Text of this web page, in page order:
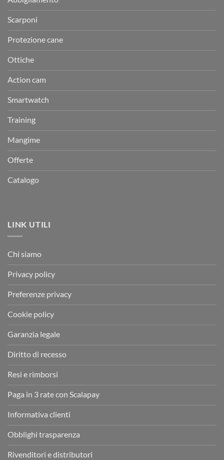
Scarponi
Protezione cane
Ottiche
Action cam
Smartwatch
Training
Mangime
Offerte
Catalogo
LINK UTILI
Chi siamo
Privacy policy
Preferenze privacy
Cookie policy
Garanzia legale
Diritto di recesso
Resi e rimborsi
Paga in 3 rate con Scalapay
Informativa clienti
Obblighi trasparenza
Rivenditori e distributori